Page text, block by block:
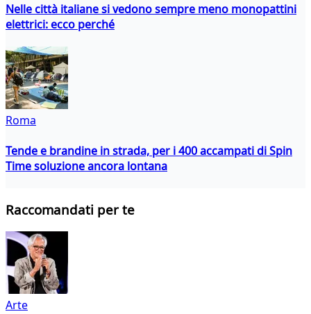
Nelle città italiane si vedono sempre meno monopattini
elettrici: ecco perché
Roma
Tende e brandine in strada, per i 400 accampati di Spin
Time soluzione ancora lontana
Raccomandati per te
Arte